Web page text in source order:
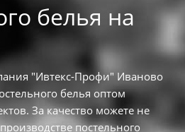
белья на
"Ивтекс-Профи" Иваново
белья оптом
За качество можете не
постельного